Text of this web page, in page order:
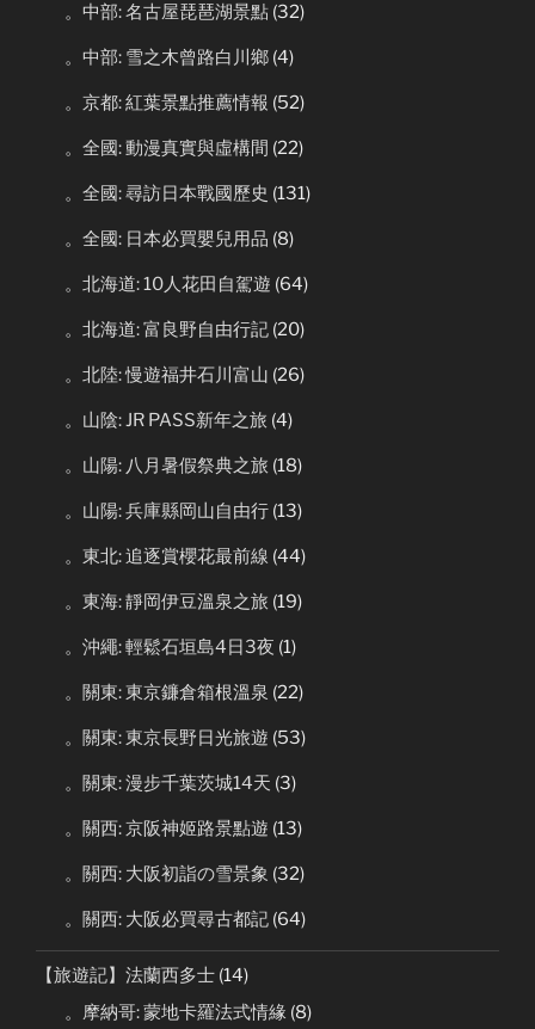
。中部: 名古屋琵琶湖景點 (32)
。中部: 雪之木曾路白川鄉 (4)
。京都: 紅葉景點推薦情報 (52)
。全國: 動漫真實與虛構間 (22)
。全國: 尋訪日本戰國歷史 (131)
。全國: 日本必買嬰兒用品 (8)
。北海道: 10人花田自駕遊 (64)
。北海道: 富良野自由行記 (20)
。北陸: 慢遊福井石川富山 (26)
。山陰: JR PASS新年之旅 (4)
。山陽: 八月暑假祭典之旅 (18)
。山陽: 兵庫縣岡山自由行 (13)
。東北: 追逐賞櫻花最前線 (44)
。東海: 靜岡伊豆溫泉之旅 (19)
。沖繩: 輕鬆石垣島4日3夜 (1)
。關東: 東京鐮倉箱根溫泉 (22)
。關東: 東京長野日光旅遊 (53)
。關東: 漫步千葉茨城14天 (3)
。關西: 京阪神姬路景點遊 (13)
。關西: 大阪初詣の雪景象 (32)
。關西: 大阪必買尋古都記 (64)
【旅遊記】法蘭西多士 (14)
。摩納哥: 蒙地卡羅法式情緣 (8)